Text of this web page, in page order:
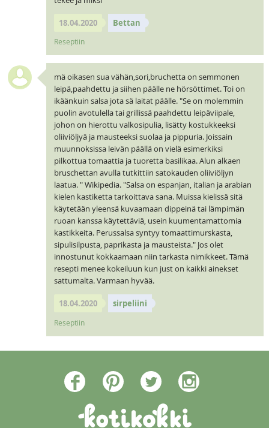
18.04.2020 Bettan
Reseptiin
mä oikasen sua vähän,sori,bruchetta on semmonen
leipä,paahdettu ja siihen päälle ne hörsöttimet. Toi on
ikäänkuin salsa jota sä laitat päälle. "Se on molemmin
puolin avotulella tai grillissä paahdettu leipäviipale,
johon on hierottu valkosipulia, lisätty kostukkeeksi
oliiviöljyä ja mausteeksi suolaa ja pippuria. Joissain
muunnoksissa leivän päällä on vielä esimerkiksi
pilkottua tomaattia ja tuoretta basilikaa. Alun alkaen
bruschettan avulla tutkittiin satokauden oliiviöljyn
laatua. " Wikipedia. "Salsa on espanjan, italian ja arabian
kielen kastiketta tarkoittava sana. Muissa kielissä sitä
käytetään yleensä kuvaamaan dippeinä tai lämpimän
ruoan kanssa käytettäviä, usein kuumentamattomia
kastikkeita. Perussalsa syntyy tomaattimurskasta,
sipulisilpusta, paprikasta ja mausteista." Jos olet
innostunut kokkaamaan niin tarkasta nimikkeet. Tämä
resepti menee kokeiluun kun just on kaikki ainekset
sattumalta. Varmaan hyvää.
18.04.2020 sirpeliini
Reseptiin